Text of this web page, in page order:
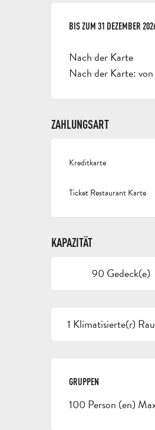
AB1 APRIL 2026BIS ZUM
BIS ZUM 31 DEZEMBER
Nach der Karte
Nach der Karte:
ZAHLUNGSART
Kreditkarte
Ticket Restaurant Karte
KAPAZITÄT
90 Gedeck(e)
1 Klimatisierte(r)
GRUPPEN
GRUPPEN
100 Person (en)